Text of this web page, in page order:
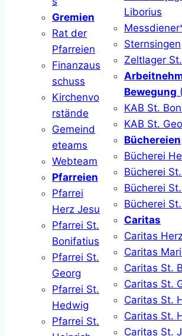
Gremien
Rat der
Pfarreien
Finanzaus
schuss
Kirchenvo
rstände
Gemeind
eteams
Webteam
Pfarreien
Pfarrei
Herz Jesu
Pfarrei St.
Bonifatius
Pfarrei St.
Georg
Pfarrei St.
Hedwig
Pfarrei St.
Liborius
Sternsingen
Zeltlager
Bewegung
KAB St.
KAB St.
Büchereien
Bücherei
Bücherei
Bücherei
Bücherei
Caritas
Caritas
Caritas
Caritas St.
Caritas St.
Caritas St.
Caritas St.
Caritas St.